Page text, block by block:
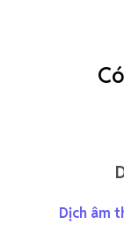
Dịch âm